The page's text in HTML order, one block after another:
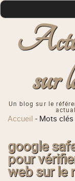
sur
Un blog sur le
Accueil - Mots clés
google
pour
web sur le